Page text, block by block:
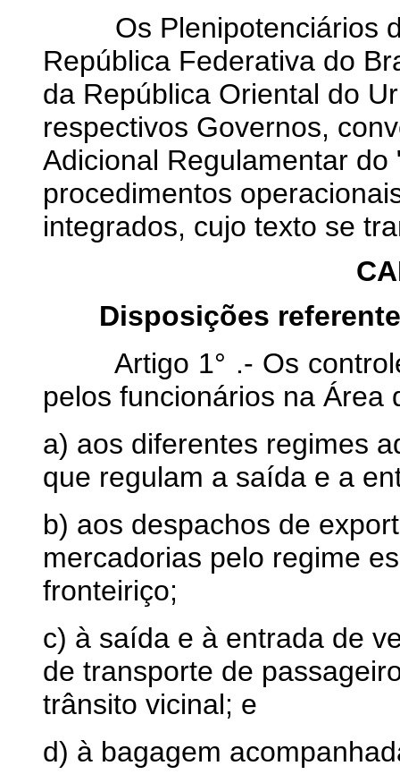
Os Plenipotenciários
República Federativa do
da República Oriental do
respectivos Governos,
Adicional Regulamentar
procedimentos
integrados, cujo texto se
Disposições
Artigo 1° .- Os
pelos funcionários na Área
a) aos diferentes regimes
que regulam a saída e a
b) aos despachos de
mercadorias pelo regime
fronteiriço;
c) à saída e à entrada de
de transporte de
trânsito vicinal; e
d) à bagagem